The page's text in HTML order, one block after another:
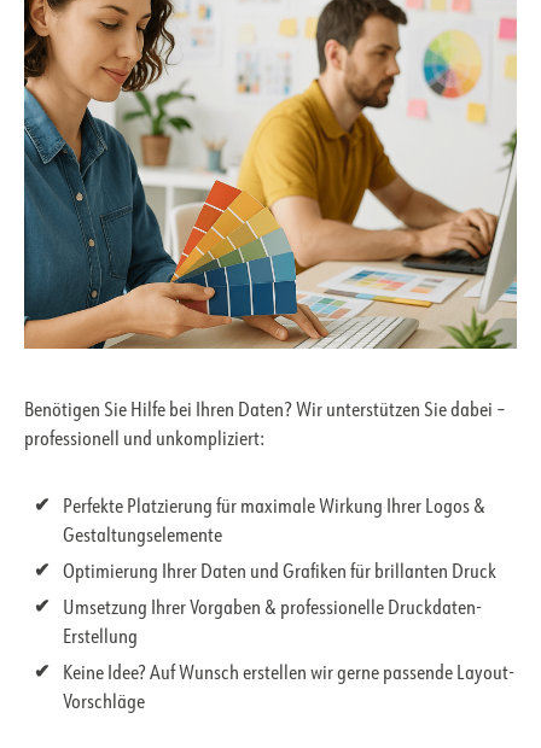
Benötigen Sie Hilfe bei Ihren Daten? Wir unterstützen Sie dabei –
professionell und unkompliziert:
Perfekte Platzierung für maximale Wirkung Ihrer Logos &
Gestaltungselemente
Optimierung Ihrer Daten und Grafiken für brillanten Druck
Umsetzung Ihrer Vorgaben & professionelle Druckdaten-
Erstellung
Keine Idee? Auf Wunsch erstellen wir gerne passende Layout-
Vorschläge